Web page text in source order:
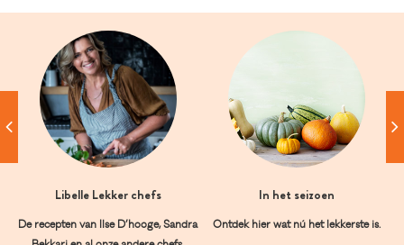
Libelle Lekker chefs
De recepten van Ilse D’hooge, Sandra
In het seizoen
Ontdek hier wat nú het lekkerste is.